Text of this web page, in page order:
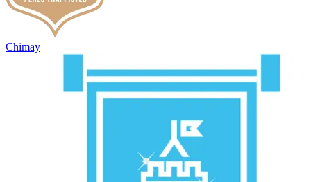
Chimay